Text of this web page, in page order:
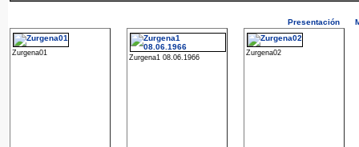
Presentación
Zurgena01
Zurgena1 08.06.1966
Zurgena02